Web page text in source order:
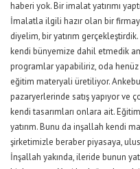
haberi yok. Bir imalat yatırımı
İmalatla ilgili hazır olan bir
diyelim, bir yatırım
kendi bünyemize dahil etmedik
programlar yapabiliriz, oda henüz
eğitim materyali üretiliyor.
pazaryerlerinde satış yapıyor ve
kendi tasarımları onlara ait.
yatırım. Bunu da inşallah kendi
şirketimizle beraber piyasaya,
İnşallah yakında, ileride bunun